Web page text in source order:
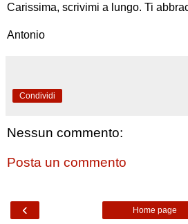
Carissima, scrivimi a lungo. Ti
Antonio
Condividi
Nessun commento:
Posta un commento
‹ Home page